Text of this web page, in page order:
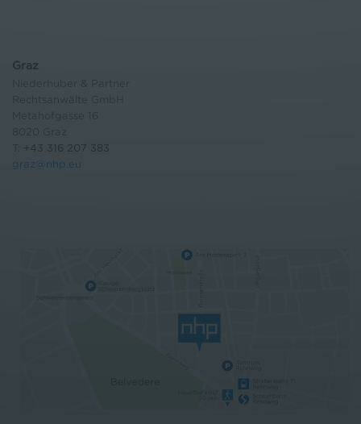
Graz
Niederhuber & Partner
Rechtsanwälte GmbH
+43 316 207 383
graz@nhp.eu